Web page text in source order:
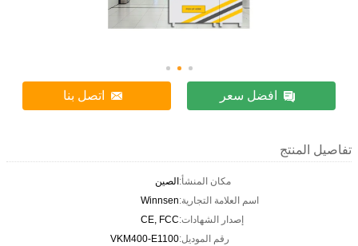
افضل سعر اتصل بنا
تفاصيل المنتج
مكان المنشأ:الصين
اسم العلامة التجارية:Winnsen
إصدار الشهادات:CE, FCC
رقم الموديل:VKM400-E1100